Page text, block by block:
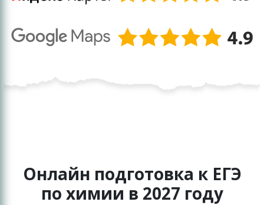
Онлайн подготовка к ЕГЭ
по химии в 2027 году